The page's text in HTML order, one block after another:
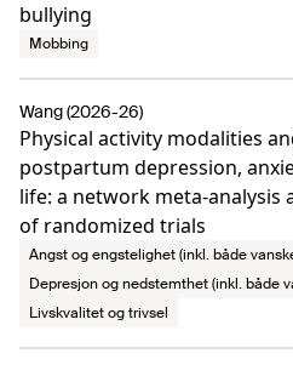
bullying
Mobbing
Physical activity modalities
postpartum depression,
life: a network meta-analysis
of randomized trials
Wang (2026-26)
Angst og engstelighet (inkl. både
Depresjon og nedstemthet (inkl. både
Livskvalitet og trivsel